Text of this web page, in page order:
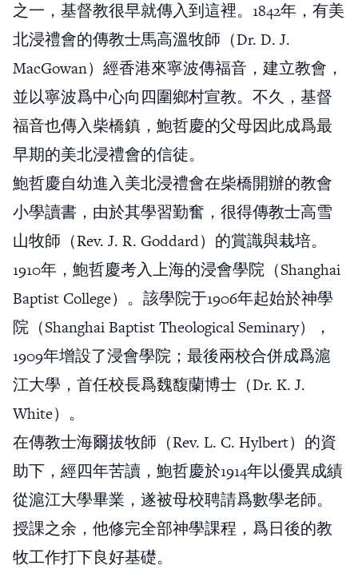
之一，基督教很早就傳入到這裡。1842年，有美
北浸禮會的傳教士馬高溫牧師（Dr. D. J.
MacGowan）經香港來寧波傳福音，建立教會，
並以寧波爲中心向四圍鄉村宣教。不久，基督
福音也傳入柴橋鎮，鮑哲慶的父母因此成爲最
早期的美北浸禮會的信徒。
鮑哲慶自幼進入美北浸禮會在柴橋開辦的教會
小學讀書，由於其學習勤奮，很得傳教士高雪
山牧師（Rev. J. R. Goddard）的賞識與栽培。
1910年，鮑哲慶考入上海的浸會學院（Shanghai
Baptist College）。該學院于1906年起始於神學
院（Shanghai Baptist Theological Seminary），
1909年增設了浸會學院；最後兩校合併成爲滬
江大學，首任校長爲魏馥蘭博士（Dr. K. J.
White）。
在傳教士海爾拔牧師（Rev. L. C. Hylbert）的資
助下，經四年苦讀，鮑哲慶於1914年以優異成績
從滬江大學畢業，遂被母校聘請爲數學老師。
授課之余，他修完全部神學課程，爲日後的教
牧工作打下良好基礎。